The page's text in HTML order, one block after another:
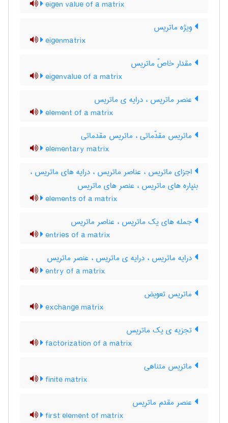
eigen value of a matrix
ویژه ماتریس
eigenmatrix
مقدار خاصّ ماتریس
eigenvalue of a matrix
عنصر ماتریس ، درایه ی ماتریس
element of a matrix
ماتریس مقدّماتی ، ماتریس مقدماتی
elementary matrix
اجزای ماتریس ، عناصر ماتریس ، درایه های ماتریس ،
بنپاره های ماتریس ، عنصر های ماتریس
elements of a matrix
جمله های یک ماتریس ، عناصر ماتریس
entries of a matrix
درایه ماتریس ، درایه ی ماتریس ، عنصر ماتریس
entry of a matrix
ماتریس تعویض
exchange matrix
تجزیه ی یک ماتریس
factorization of a matrix
ماتریس متناهی
finite matrix
عنصر مقدم ماتریس
first element of matrix